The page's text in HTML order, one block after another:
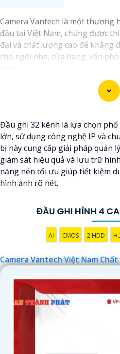
Camera Vantech là một thương
đầu tại Việt Nam, chúng được
đại và chất lượng cao để khẳng
cho ngôi nhà, cửa hàng, văn
Vantech Việt Nam cung cấp các
giám sát chất lượng cao như
camera AHD, camera wifi,
chuẩn chất lượng cao, đáng tin
Điểm mạnh của Camera
hỗ trợ khách hàng chu đáo. Đội
chuyên nghiệp của Vantech sẽ
camera phù hợp với nhu cầu và
Nếu bạn đang tìm kiếm một giải
Vantech Việt Nam là một lựa
Đầu ghi 32 kênh là lựa chọn
lớn, sử dụng công nghệ IP và
bị này cung cấp giải pháp quản
giám sát hiệu quả và lưu trữ
năng nén tối ưu giúp tiết kiệm
hình ảnh rõ nét.
ĐẦU GHI HÌNH 4
AI CMOS 2 HDD
Camera Vantech Việt Nam